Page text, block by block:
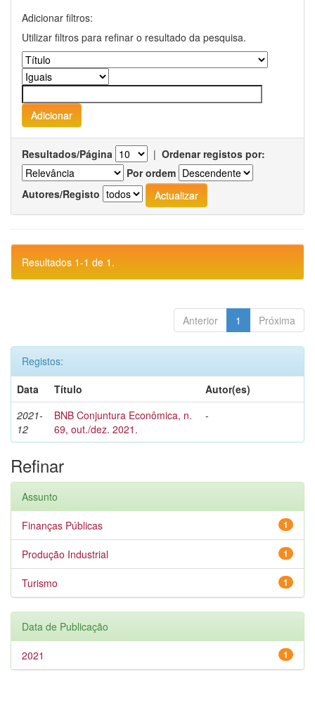
Adicionar filtros:
Utilizar filtros para refinar o resultado da pesquisa.
Resultados/Página | Ordenar registos por:
Por ordem
Autores/Registo
Resultados 1-1 de 1.
Anterior 1 Próxima
Registos:
Data
Título
Autor(es)
2021-
12
BNB Conjuntura Econômica, n.
69, out./dez. 2021.
-
Refinar
Assunto
1
Finanças Públicas
1
Produção Industrial
1
Turismo
Data de Publicação
1
2021